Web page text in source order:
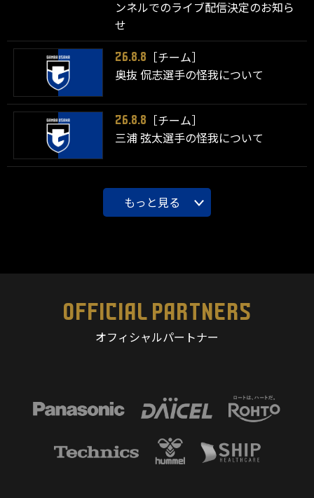
ンネルでのライブ配信決定のお知ら
せ
26.8.8
［チーム］
奥抜 侃志選手の怪我について
26.8.8
［チーム］
三浦 弦太選手の怪我について
もっと見る
OFFICIAL PARTNERS
オフィシャルパートナー